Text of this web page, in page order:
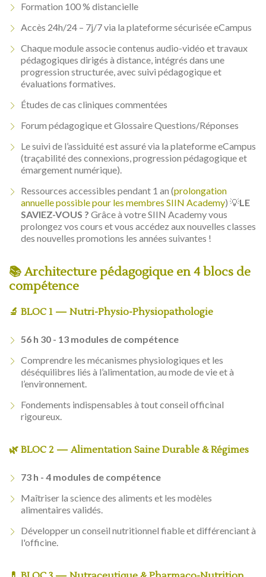
Formation 100 % distancielle
Accès 24h/24 – 7j/7 via la plateforme sécurisée eCampus
Chaque module associe contenus audio-vidéo et travaux
pédagogiques dirigés à distance, intégrés dans une
progression structurée, avec suivi pédagogique et
évaluations formatives.
Études de cas cliniques commentées
Forum pédagogique et Glossaire Questions/Réponses
Le suivi de l’assiduité est assuré via la plateforme eCampus
(traçabilité des connexions, progression pédagogique et
émargement numérique).
Ressources accessibles pendant 1 an (prolongation
annuelle possible pour les membres SIIN Academy) 💡LE
SAVIEZ-VOUS ? Grâce à votre SIIN Academy vous
prolongez vos cours et vous accédez aux nouvelles classes
des nouvelles promotions les années suivantes !
📚 Architecture pédagogique en 4 blocs de
compétence
🔬 BLOC 1 — Nutri-Physio-Physiopathologie
56 h 30 - 13 modules de compétence
Comprendre les mécanismes physiologiques et les
déséquilibres liés à l’alimentation, au mode de vie et à
l’environnement.
Fondements indispensables à tout conseil officinal
rigoureux.
🌿 BLOC 2 — Alimentation Saine Durable & Régimes
73 h - 4 modules de compétence
Maîtriser la science des aliments et les modèles
alimentaires validés.
Développer un conseil nutritionnel fiable et différenciant à
l'officine.